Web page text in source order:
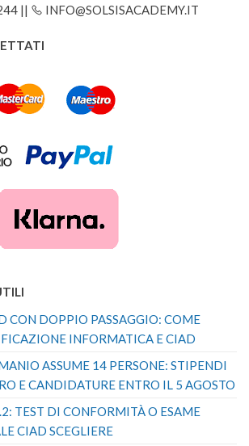
|| INFO@SOLSISACADEMY.IT
CON DOPPIO PASSAGGIO: COME
INFORMATICA E CIAD
ASSUME 14 PERSONE: STIPENDI
E CANDIDATURE ENTRO IL 5 AGOSTO
TEST DI CONFORMITÀ O ESAME
CIAD SCEGLIERE